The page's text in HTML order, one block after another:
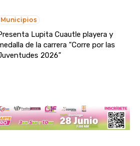
Municipios
Lupita Cuautle playera y
de la carrera “Corre por las
2026”